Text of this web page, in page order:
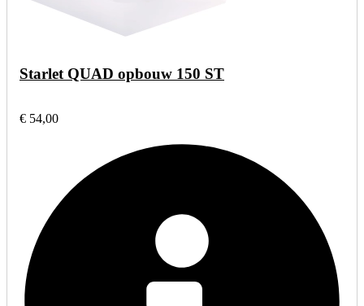
Starlet QUAD opbouw 150 ST
€ 54,00